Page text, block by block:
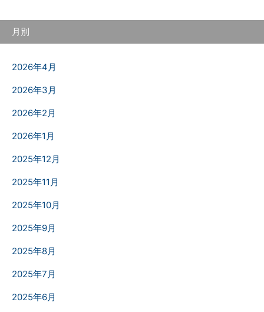
月別
2026年4月
2026年3月
2026年2月
2026年1月
2025年12月
2025年11月
2025年10月
2025年9月
2025年8月
2025年7月
2025年6月